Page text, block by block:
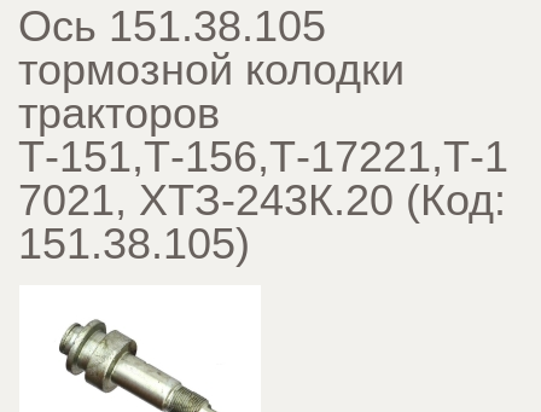
Ось 151.38.105
тормозной колодки
тракторов
Т-151,Т-156,Т-17221,Т-1
7021, ХТЗ-243К.20 (Код:
151.38.105)